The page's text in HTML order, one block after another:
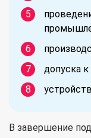
допуска
В завершение